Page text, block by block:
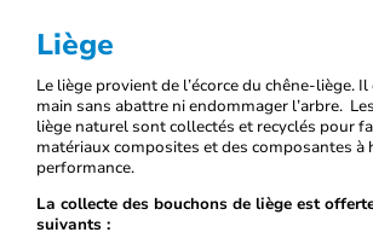
Liège
Le liège provient de l’écorce du chêne-liège.
main sans abattre ni endommager l’arbre.
liège naturel sont collectés et recyclés pour
matériaux composites et des composantes à
performance.
La collecte des bouchons de liège est
suivants :